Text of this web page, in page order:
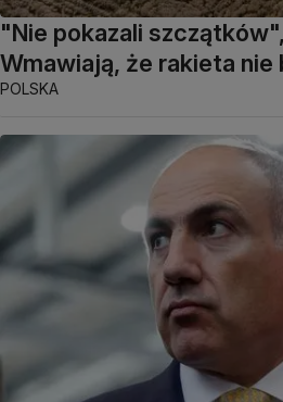
"Nie pokazali
Wmawiają, że rakieta nie
POLSKA